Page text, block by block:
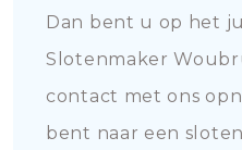
Dan bent u op het
Slotenmaker
contact met ons
bent naar een